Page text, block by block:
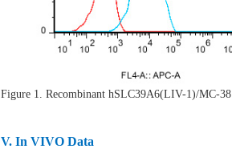
Figure 1. Recombinant hSLC39A6(LIV-1)/MC-38
V. In VIVO Data